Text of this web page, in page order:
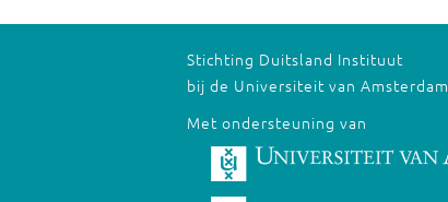
Stichting Duitsland Instituut
bij de Universiteit van Amsterdam
Met ondersteuning van